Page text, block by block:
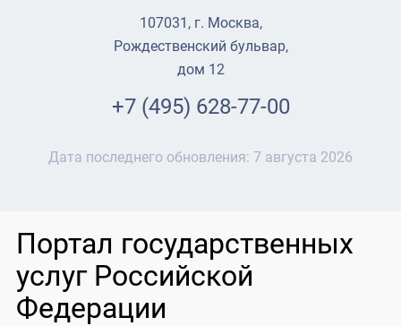
107031, г. Москва,
Рождественский бульвар,
дом 12
+7 (495) 628-77-00
Дата последнего обновления: 7 августа 2026
Портал государственных
услуг Российской
Федерации